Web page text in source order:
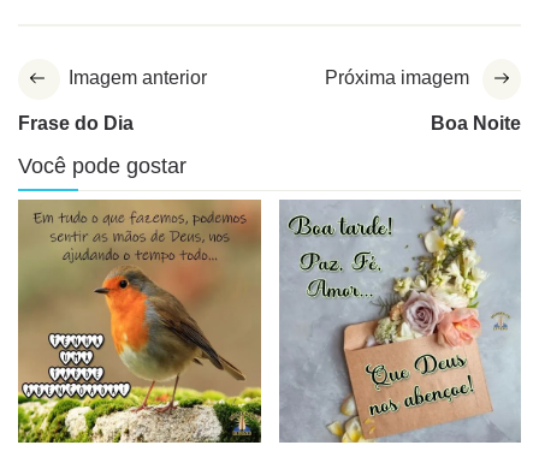
Imagem anterior
Frase do Dia
Próxima imagem
Boa Noite
Você pode gostar